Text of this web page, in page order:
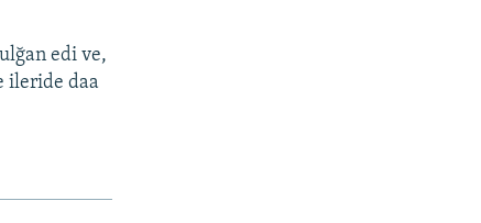
edi ve,
ileride daa